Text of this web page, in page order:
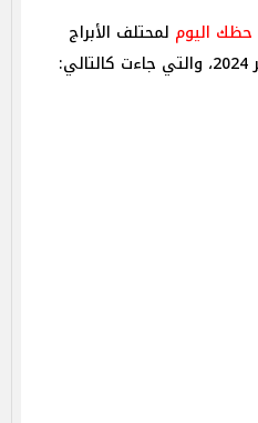
حظك اليوم لمحتلف الأبراج